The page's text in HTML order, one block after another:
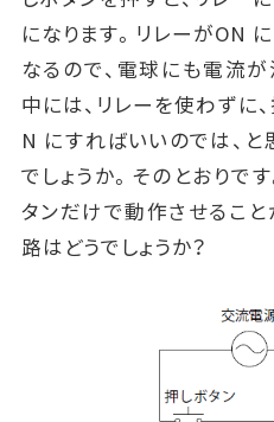
になります。リレーがON
なるので、電球にも電流
中には、リレーを使わずに
N にすればいいのでは、
でしょうか。そのとおりで
タンだけで動作させるこ
路はどうでしょうか？